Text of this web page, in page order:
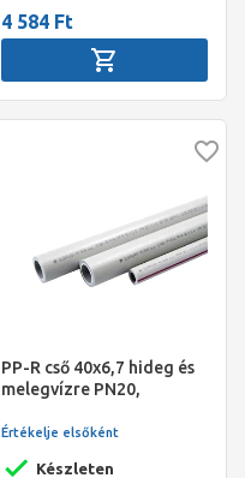
4 584 Ft
PP-R cső 40x6,7 hideg és
melegvízre PN20,
Készleten
Értékelje elsőként